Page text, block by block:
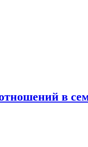
в